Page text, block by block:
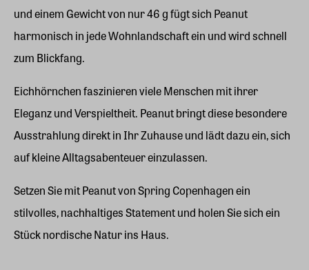
und einem Gewicht von nur 46 g fügt sich Peanut
harmonisch in jede Wohnlandschaft ein und wird schnell
zum Blickfang.
Eichhörnchen faszinieren viele Menschen mit ihrer
Eleganz und Verspieltheit. Peanut bringt diese besondere
Ausstrahlung direkt in Ihr Zuhause und lädt dazu ein, sich
auf kleine Alltagsabenteuer einzulassen.
Setzen Sie mit Peanut von Spring Copenhagen ein
stilvolles, nachhaltiges Statement und holen Sie sich ein
Stück nordische Natur ins Haus.